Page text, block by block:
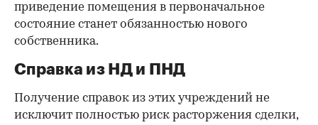
приведение помещения в первоначальное
состояние станет обязанностью нового
собственника.
Справка из НД и ПНД
Получение справок из этих учреждений не
исключит полностью риск расторжения сделки,